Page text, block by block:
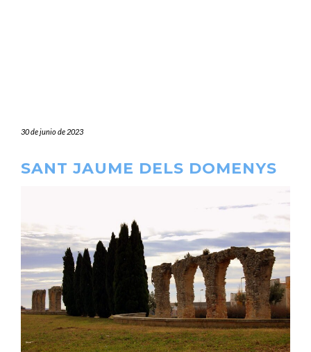
30 de junio de 2023
SANT JAUME DELS DOMENYS